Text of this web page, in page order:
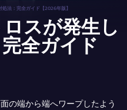
法：完全ガイド【2026年版】
スが発生し
全ガイド
の端から端へワープしたよう